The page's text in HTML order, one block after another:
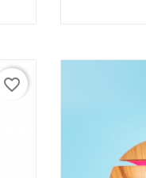
favorite_border